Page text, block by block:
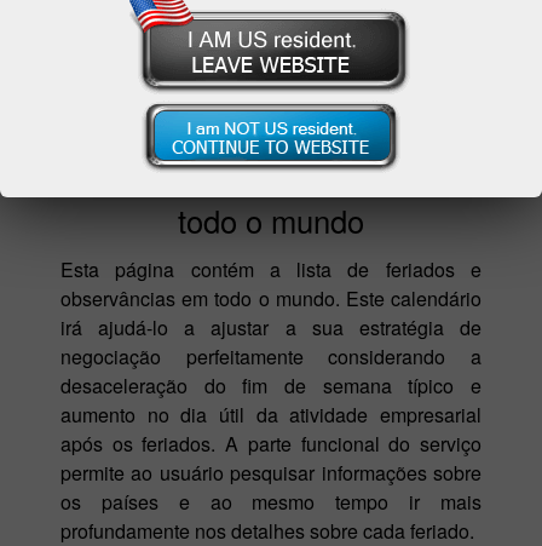
Feriados e observâncias em
todo o mundo
Esta página contém a lista de feriados e
observâncias em todo o mundo. Este calendário
irá ajudá-lo a ajustar a sua estratégia de
negociação perfeitamente considerando a
desaceleração do fim de semana típico e
aumento no dia útil da atividade empresarial
após os feriados. A parte funcional do serviço
permite ao usuário pesquisar informações sobre
os países e ao mesmo tempo ir mais
profundamente nos detalhes sobre cada feriado.